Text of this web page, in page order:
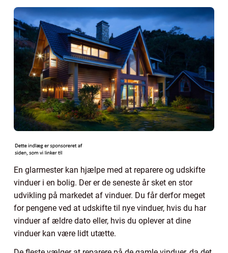
En glarmester kan hjælpe med at reparere og udskifte
vinduer i en bolig. Der er de seneste år sket en stor
udvikling på markedet af vinduer. Du får derfor meget
for pengene ved at udskifte til nye vinduer, hvis du har
vinduer af ældre dato eller, hvis du oplever at dine
vinduer kan være lidt utætte.